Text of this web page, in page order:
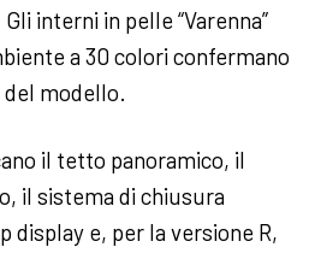
interni in pelle “Varenna”
a 30 colori confermano
modello.
il tetto panoramico, il
il sistema di chiusura
display e, per la versione R,